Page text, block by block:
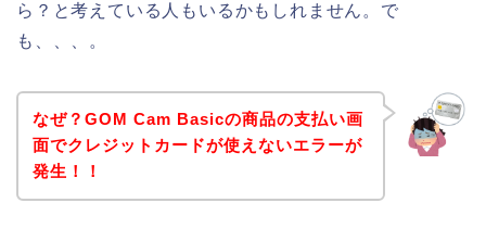
ら？と考えている人もいるかもしれません。で
も、、、。
なぜ？GOM Cam Basicの商品の支払い画
面でクレジットカードが使えないエラーが
発生！！